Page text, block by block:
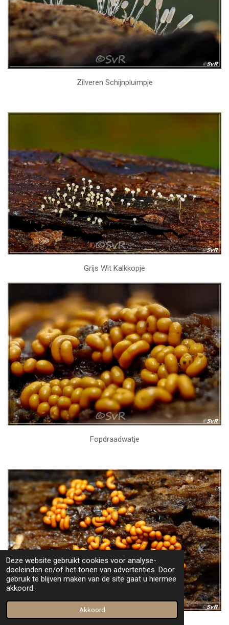
Deze website gebruikt cookies voor analyse-
doeleinden en/of het tonen van advertenties. Door
gebruik te blijven maken van de site gaat u hiermee
akkoord.
Akkoord
Zilveren Schijnpluimpje
Grijs Wit Kalkkopje
Fopdraadwatje